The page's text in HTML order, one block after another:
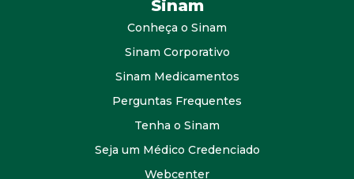
Sinam
Conheça o Sinam
Sinam Corporativo
Sinam Medicamentos
Perguntas Frequentes
Tenha o Sinam
Seja um Médico Credenciado
Webcenter